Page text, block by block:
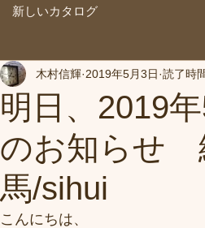
新しいカタログ
明日、2019
のお知らせ
馬/sihui
木村信輝 2019年5月3日 読了時
こんにちは、